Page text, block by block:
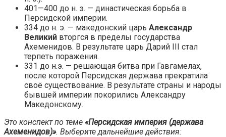
401—400 до н. э. — династическая борьба в
Персидской империи.
334 до н. э. — македонский царь Александр
Великий вторгся в пределы государства
Ахеменидов. В результате царь Дарий III стал
терпеть поражения.
331 до н.э. — решающая битва при Гавгамелах,
после которой Персидская держава прекратила
своё существование. В результате страны и народы
бывшей империи покорились Александру
Македонскому.
Это конспект по теме «Персидская империя (держава
Ахеменидов)». Выберите дальнейшие действия: